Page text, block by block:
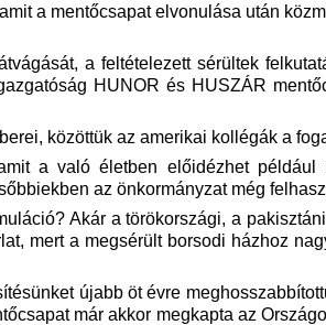
a mentőcsapat elvonulása után
a feltételezett sérültek
HUNOR és HUSZÁR
közöttük az amerikai kollégák a
a való életben előidézhet
az önkormányzat még
Akár a törökországi, a
mert a megsérült borsodi házhoz
újabb öt évre
már akkor megkapta az